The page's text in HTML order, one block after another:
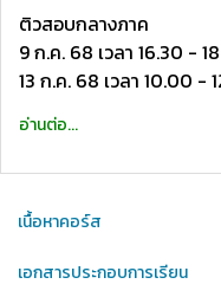
ติวสอบกลางภาค
9 ก.ค. 68 เวลา 16.30 -
13 ก.ค. 68 เวลา 10.00 -
อ่านต่อ...
เนื้อหาคอร์ส
เอกสารประกอบการเรียน